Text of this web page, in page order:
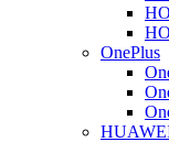
OnePlus